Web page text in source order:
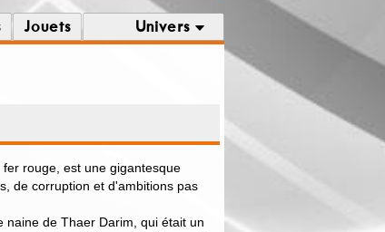
Jouets Univers
rouge, est une gigantesque
de corruption et d'ambitions pas
naine de Thaer Darim, qui était un